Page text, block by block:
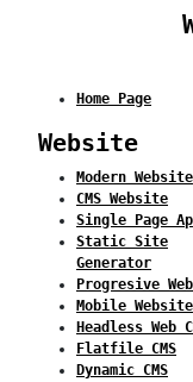
Home Page
Website
Modern Website
CMS Website
Single Page
Static Site
Generator
Progresive
Mobile Website
Headless Web
Flatfile CMS
Dynamic CMS